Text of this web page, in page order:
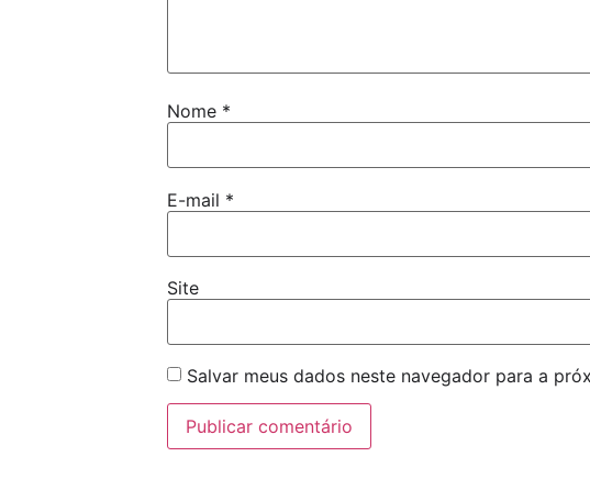
Nome *
E-mail *
Site
Salvar meus dados neste navegador para a